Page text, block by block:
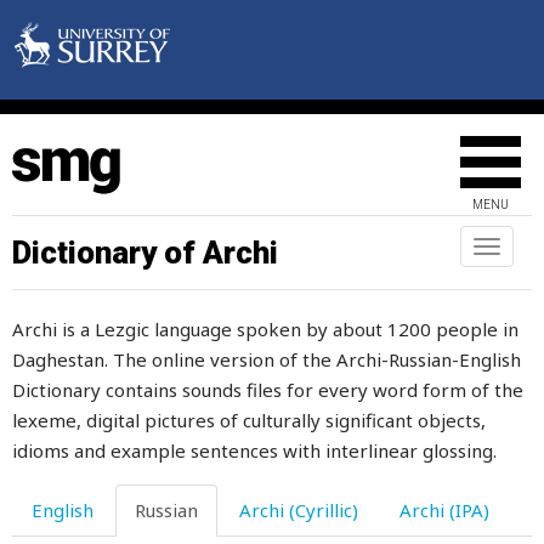
MENU
Toggle
Dictionary of Archi
Archi is a Lezgic language spoken by about 1200 people in
Daghestan. The online version of the Archi-Russian-English
Dictionary contains sounds files for every word form of the
lexeme, digital pictures of culturally significant objects,
idioms and example sentences with interlinear glossing.
English Russian Archi (Cyrillic) Archi (IPA)
мнение
много
многоножка
множество
могила
могучий
можжевельник